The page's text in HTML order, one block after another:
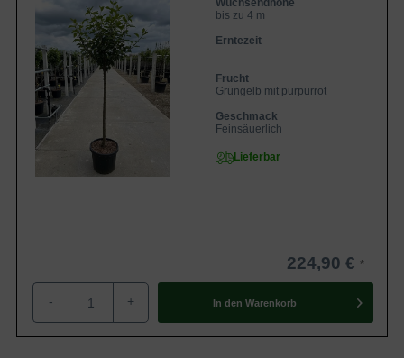
Wuchsendhöhe
bis zu 4 m
Erntezeit
Frucht
Grüngelb mit purpurrot
Geschmack
Feinsäuerlich
Lieferbar
224,90 €
- + In den Warenkorb